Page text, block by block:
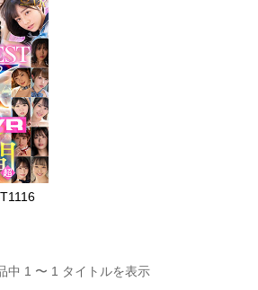
中 1 〜 1 タイトルを表示